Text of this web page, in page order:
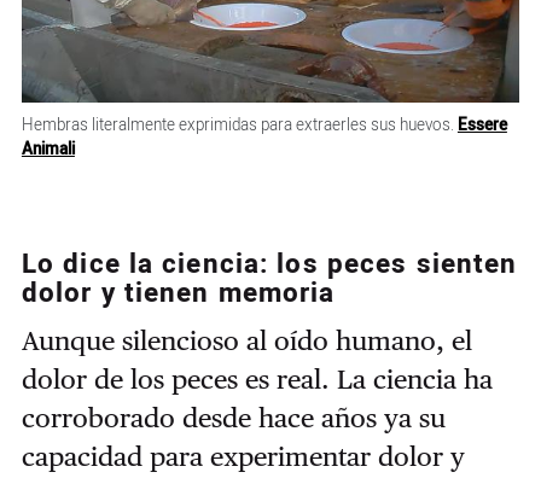
Hembras literalmente exprimidas para extraerles sus huevos. Essere
Animali
Lo dice la ciencia: los peces sienten
dolor y tienen memoria
Aunque silencioso al oído humano, el
dolor de los peces es real. La ciencia ha
corroborado desde hace años ya su
capacidad para experimentar dolor y